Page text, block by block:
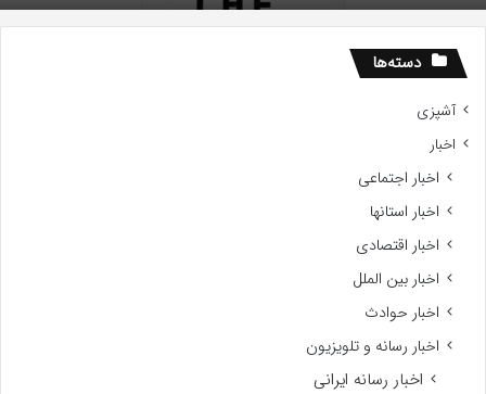
دسته‌ها
آشپزی
اخبار
اخبار اجتماعی
اخبار استانها
اخبار اقتصادی
اخبار بین الملل
اخبار حوادث
اخبار رسانه و تلویزیون
اخبار رسانه ایرانی